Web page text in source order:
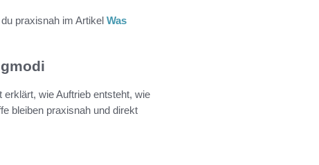
praxisnah im Artikel Was
wie Auftrieb entsteht, wie
bleiben praxisnah und direkt